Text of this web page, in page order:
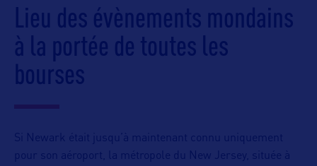
Lieu des évènements mondains
à la portée de toutes les
bourses
Si Newark était jusqu’à maintenant connu uniquement
pour son aéroport, la métropole du New Jersey, située à